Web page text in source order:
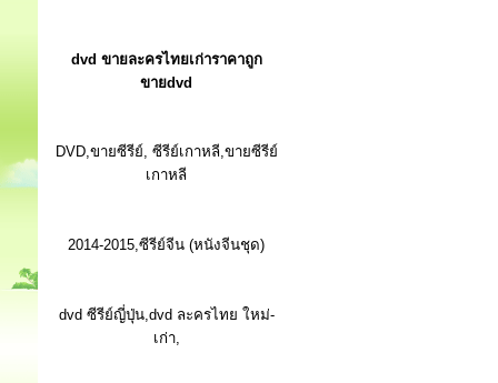
dvd ขายละครไทยเก่าราคาถูก
ขายdvd
DVD,ขายซีรีย์, ซีรีย์เกาหลี,ขายซีรีย์
เกาหลี
2014-2015,ซีรีย์จีน (หนังจีนชุด)
dvd ซีรีย์ญี่ปุ่น,dvd ละครไทย ใหม่-
เก่า,